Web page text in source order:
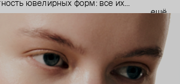
ювелирных форм: все их
В процессе создания участвуют
пирсеры (они отвечают за
пирсинга), так и ювелирные
им дизайн соответствует трендам, а
между собой).
тех, кто открыто выражает себя, но
ещё